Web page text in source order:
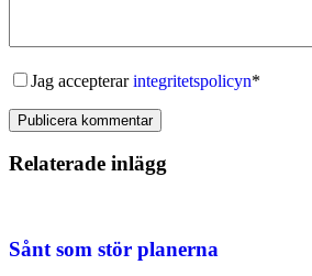
Jag accepterarintegritetspolicyn*
Publicera kommentar
Relaterade inlägg
Sånt som stör planerna